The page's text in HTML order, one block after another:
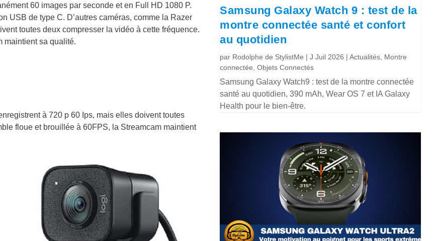
60 images par seconde et en Full HD 1080 P.
USB de type C. D’autres caméras, comme la Razer
toutes deux compresser la vidéo à cette fréquence.
maintient sa qualité.
à 720 p 60 Ips, mais elles doivent toutes
floue et brouillée à 60FPS, la Streamcam maintient
Samsung Galaxy Watch 9 : test de la
montre connectée santé et confort
au quotidien
par Rodolphe de StylistMe |J Juil 2026 |Actualités Montre
connectée ,Objets Connectés
Samsung Galaxy Watch9 : test de la montre connectée
santé au quotidien, 390 mAh, Wear OS 7 et IA Galaxy
Health pour le bien-être.